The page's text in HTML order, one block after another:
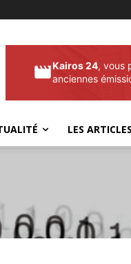
Kairos 24, vous
anciennes
LES ARTICLES